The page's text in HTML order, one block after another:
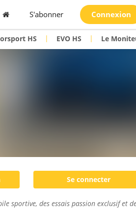
S'abonner Connexion
HS | EVO HS | Le
Se connecter
sportive, des essais passion exclusif et